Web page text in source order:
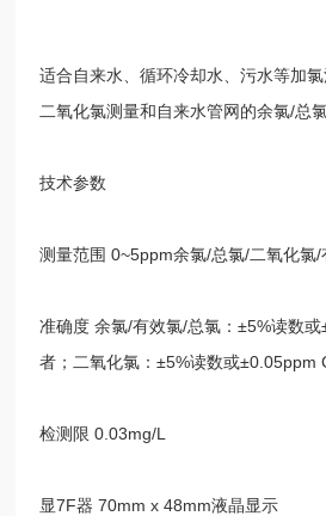
适合自来水、循环冷却水、污水等加
二氧化氯测量和自来水管网的余氯/总
技术参数
测量范围 0~5ppm余氯/总氯/二氧化氯/
准确度 余氯/有效氯/总氯：±5%读数或
者；二氧化氯：±5%读数或±0.05ppm
检测限 0.03mg/L
显7F器 70mm x 48mm液晶显示